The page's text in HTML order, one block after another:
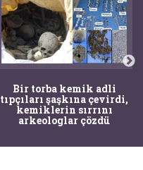
Bir torba kemik adli
tıpçıları şaşkına çevirdi,
kemiklerin sırrını
arkeologlar çözdü